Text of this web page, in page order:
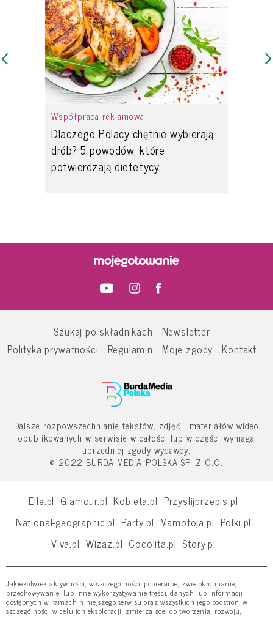
Współpraca reklamowa
Dlaczego Polacy chętnie wybierają
drób? 5 powodów, które
potwierdzają dietetycy
Szukaj po składnikach
Newsletter
Polityka prywatności
Regulamin Moje zgody Kontakt
Dalsze rozpowszechnianie tekstów, zdjęć i materiałów wideo
opublikowanych w serwisie w całości lub w części wymaga
uprzedniej zgody wydawcy.
© 2022 BURDA MEDIA POLSKA SP. Z O.O.
Elle.pl Glamour.pl Kobieta.pl Przyslijprzepis.pl
National-geographic.pl Party.pl Mamotoja.pl Polki.pl
Viva.pl Wizaz.pl Cocolita.pl Story.pl
Jakiekolwiek aktywności, w szczególności: pobieranie, zwielokrotnianie,
przechowywanie, lub inne wykorzystywanie treści, danych lub informacji
dostępnych w ramach niniejszego serwisu oraz wszystkich jego podstron, w
szczególności w celu ich eksploracji, zmierzającej do tworzenia, rozwoju,